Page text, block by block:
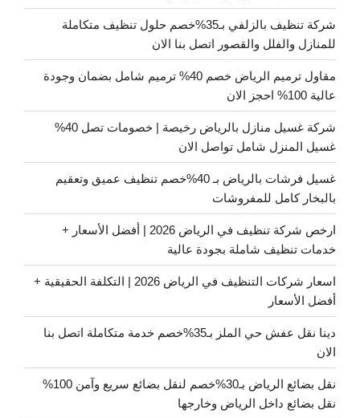
شركة تنظيف بالزلفي بـ35%خصم حلول تنظيف متكاملة
للمنازل والفلل والقصور اتصل بنا الان
مقاول ترميم الرياض خصم 40% ترميم شامل بضمان وجودة
عالية 100% احجز الان
شركة غسيل منازل بالرياض رخيصة | خصومات تصل 40%
غسيل المنزل شامل تواصل الان
غسيل فرشات بالرياض بـ 40%خصم تنظيف عميق وتعقيم
بالبخار كامل للمفروشات
ارخص شركة تنظيف في الرياض 2026 | أفضل الأسعار +
خدمات تنظيف شاملة بجودة عالية
اسعار شركات التنظيف في الرياض 2026 | التكلفة الحقيقية +
أفضل الأسعار
دينا نقل عفش حي الملز بـ35%خصم خدمة متكاملة اتصل بنا
الان
نقل بضائع الرياض بـ30%خصم لنقل بضائع سريع وآمن 100%
نقل بضائع داخل الرياض وخارجها